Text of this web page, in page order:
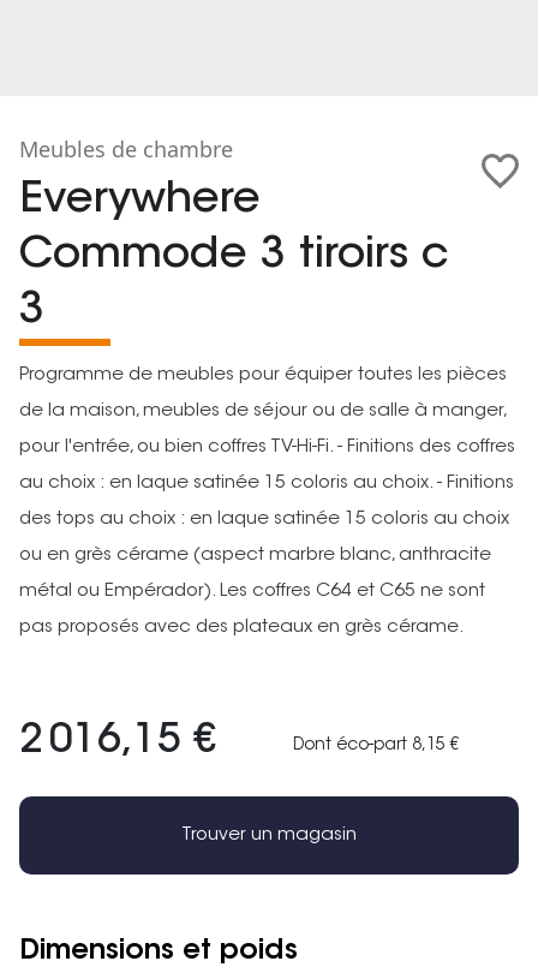
Meubles de chambre
Everywhere
Commode 3 tiroirs c
3
Programme de meubles pour équiper toutes les pièces
de la maison, meubles de séjour ou de salle à manger,
pour l'entrée, ou bien coffres TV-Hi-Fi. - Finitions des coffres
au choix : en laque satinée 15 coloris au choix. - Finitions
des tops au choix : en laque satinée 15 coloris au choix
ou en grès cérame (aspect marbre blanc, anthracite
métal ou Empérador). Les coffres C64 et C65 ne sont
pas proposés avec des plateaux en grès cérame.
2 016,15 € Dont éco-part 8,15 €
Trouver un magasin
Dimensions et poids